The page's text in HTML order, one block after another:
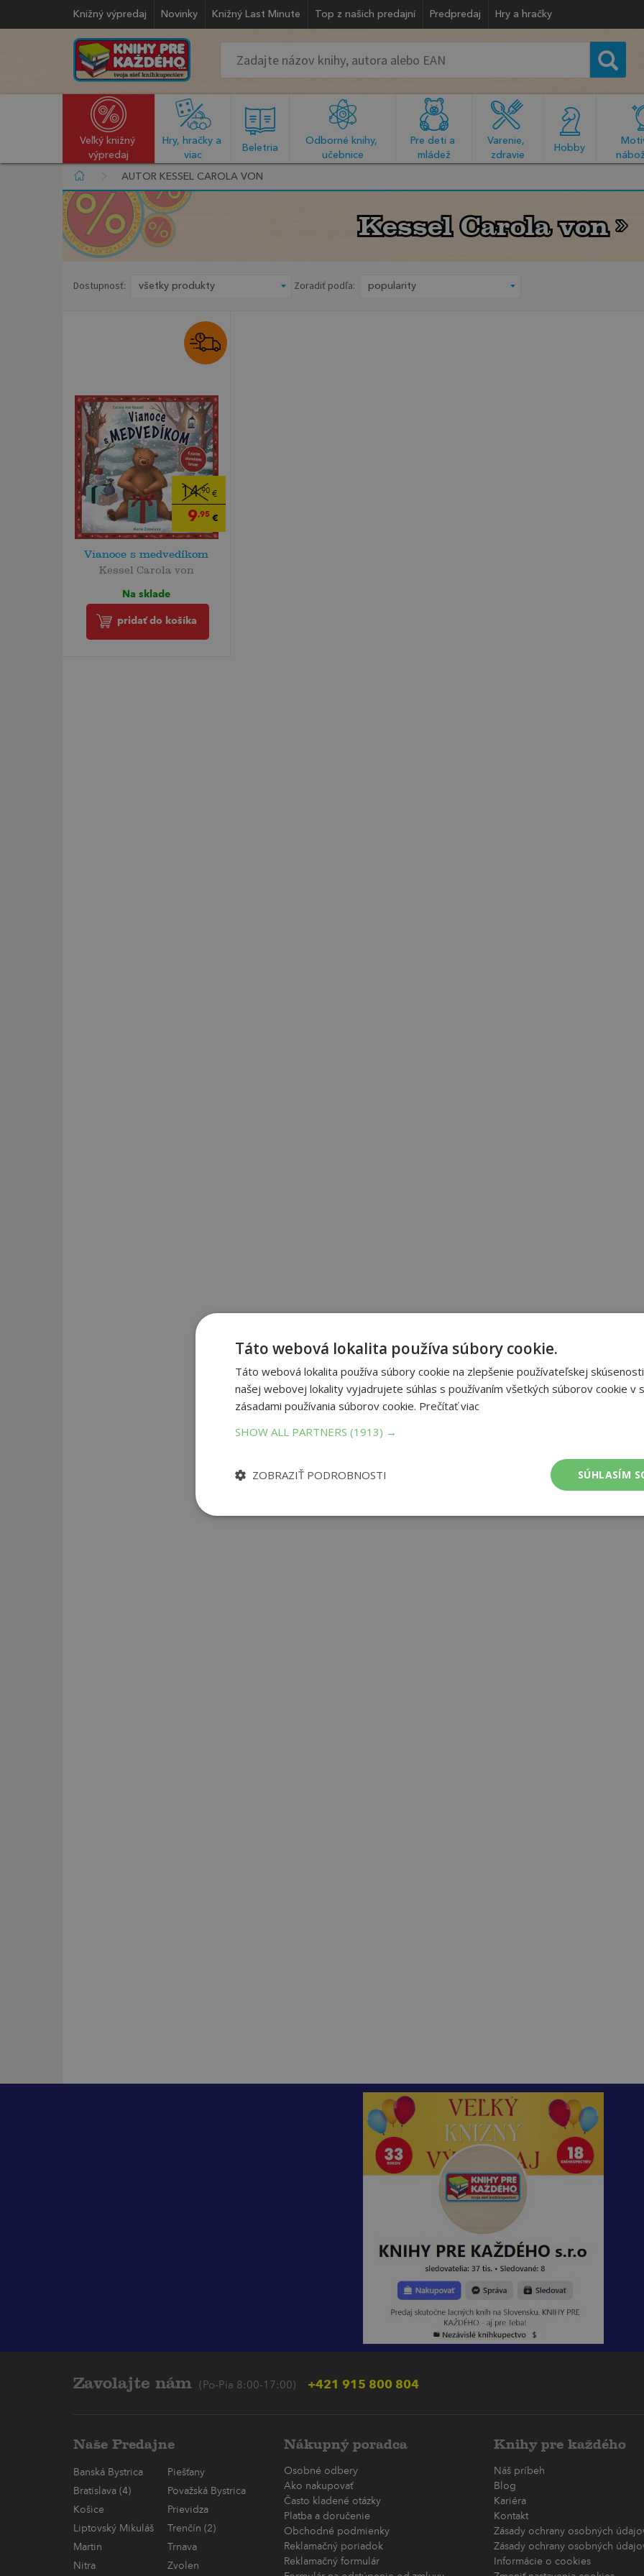
Knižný výpredaj Novinky Knižný Last Minute Top z našich predajní Predpredaj Hry a hračky
Veľký knižný
výpredaj
Hry, hračky a
viac
Beletria
Odborné knihy,
učebnice
Pre deti a
mládež
Varenie,
zdravie
Hobby
AUTOR KESSEL CAROLA VON
Kessel Carola von
Kessel Carola von
Dostupnosť: Zoradiť podľa:
14,90 €
9,95 €
Vianoce s medvedíkom
Kessel Carola von
Na sklade
pridať do košíka
Zavolajte nám (Po-Pia 8:00-17:00) +421 915 800 804
Naše Predajne
Banská Bystrica
Piešťany
Bratislava (4)
Považská Bystrica
Košice
Prievidza
Liptovský Mikuláš
Trenčín (2)
Martin
Trnava
Nitra
Zvolen
Nákupný poradca
Osobné odbery
Ako nakupovať
Často kladené otázky
Platba a doručenie
Obchodné podmienky
Reklamačný poriadok
Reklamačný formulár
Knihy pre každého
Náš príbeh
Blog
Kariéra
Kontakt
Zásady ochrany osobných
Zásady ochrany osobných
Informácie o cookies
Táto webová lokalita používa súbory cookie.
Táto webová lokalita používa súbory cookie na zlepšenie používateľskej
našej webovej lokality vyjadrujete súhlas s používaním všetkých súborov cookie v
zásadami používania súborov cookie. Prečítať viac
SHOW ALL PARTNERS (1913) →
SÚHLASÍM
ZOBRAZIŤ PODROBNOSTI